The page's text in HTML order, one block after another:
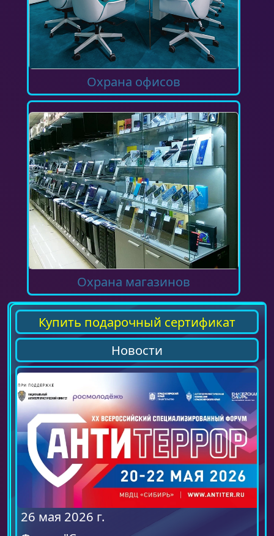
Охрана офисов
Охрана магазинов
Купить подарочный сертификат
Новости
26 мая 2026 г.